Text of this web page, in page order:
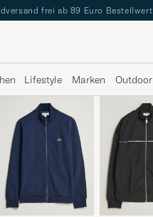
frei ab 89 Euro Bestellwert
Lifestyle Marken Outdoor